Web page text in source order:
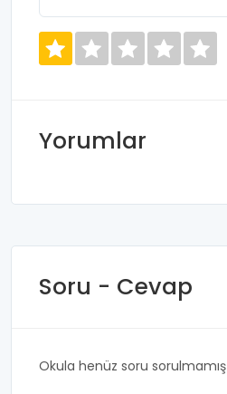
Yorumlar
Soru - Cevap
Okula henüz soru sorulmamış